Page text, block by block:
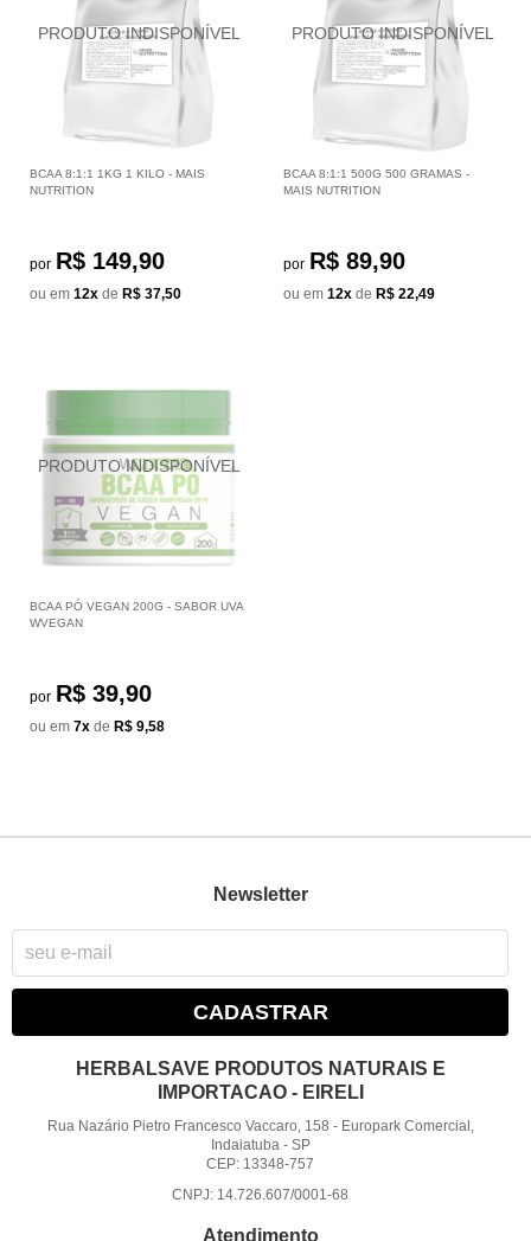
BCAA 8:1:1 1KG 1 KILO - MAIS
NUTRITION
por R$ 149,90
ou em 12x de R$ 37,50
BCAA 8:1:1 500G 500 GRAMAS -
MAIS NUTRITION
por R$ 89,90
ou em 12x de R$ 22,49
BCAA PÓ VEGAN 200G - SABOR UVA
WVEGAN
por R$ 39,90
ou em 7x de R$ 9,58
Newsletter
CADASTRAR
HERBALSAVE PRODUTOS NATURAIS E
IMPORTACAO - EIRELI
Rua Nazário Pietro Francesco Vaccaro, 158 - Europark Comercial,
Indaiatuba - SP
CEP: 13348-757
CNPJ: 14.726.607/0001-68
Atendimento